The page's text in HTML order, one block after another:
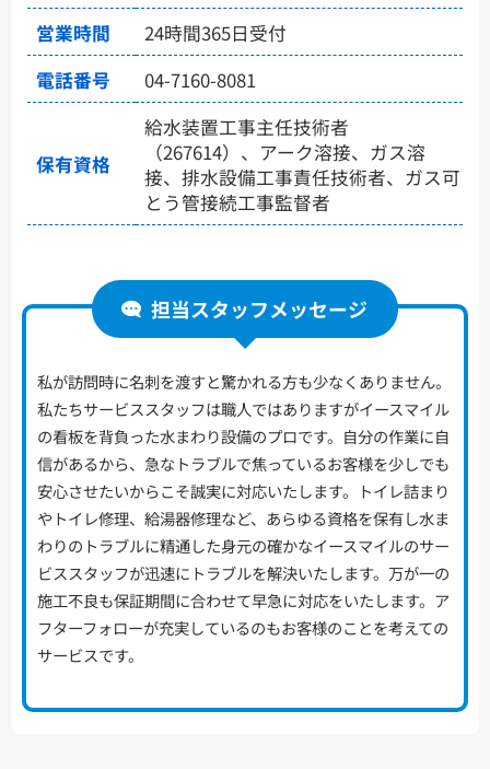
営業時間
24時間365日受付
電話番号
04-7160-8081
保有資格
給水装置工事主任技術者
（267614）、アーク溶接、ガス溶
接、排水設備工事責任技術者、ガス可
とう管接続工事監督者
担当スタッフメッセージ
私が訪問時に名刺を渡すと驚かれる方も少なくありません。
私たちサービススタッフは職人ではありますがイースマイル
の看板を背負った水まわり設備のプロです。自分の作業に自
信があるから、急なトラブルで焦っているお客様を少しでも
安心させたいからこそ誠実に対応いたします。トイレ詰まり
やトイレ修理、給湯器修理など、あらゆる資格を保有し水ま
わりのトラブルに精通した身元の確かなイースマイルのサー
ビススタッフが迅速にトラブルを解決いたします。万が一の
施工不良も保証期間に合わせて早急に対応をいたします。ア
フターフォローが充実しているのもお客様のことを考えての
サービスです。